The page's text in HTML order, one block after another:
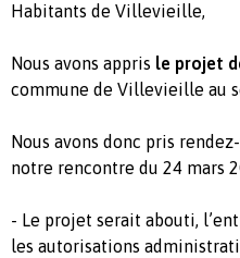
Habitants de Villevieille,
Nous avons appris le projet
commune de Villevieille au
Nous avons donc pris
notre rencontre du 24 mars
- Le projet serait abouti,
les autorisations